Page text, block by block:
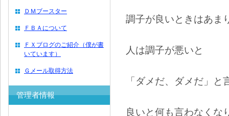
調子が良いときはあま
人は調子が悪いと
「ダメだ、ダメだ」と
良いと何も言わなくな
ＤＭブースター
ＦＢＡについて
ＦＸブログのご紹介（僕が書
いています）
Ｇメール取得方法
管理者情報